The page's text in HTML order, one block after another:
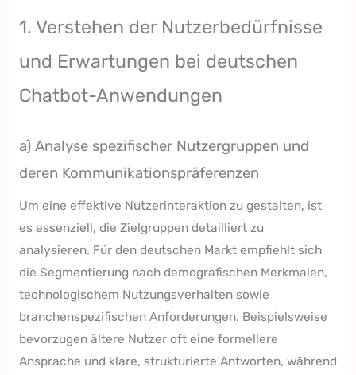
1. Verstehen der Nutzerbedürfnisse
und Erwartungen bei deutschen
Chatbot-Anwendungen
a) Analyse spezifischer Nutzergruppen und
deren Kommunikationspräferenzen
Um eine effektive Nutzerinteraktion zu gestalten, ist
es essenziell, die Zielgruppen detailliert zu
analysieren. Für den deutschen Markt empfiehlt sich
die Segmentierung nach demografischen Merkmalen,
technologischem Nutzungsverhalten sowie
branchenspezifischen Anforderungen. Beispielsweise
bevorzugen ältere Nutzer oft eine formellere
Ansprache und klare, strukturierte Antworten, während